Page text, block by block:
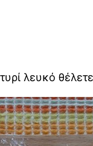
λευκό θέλετε